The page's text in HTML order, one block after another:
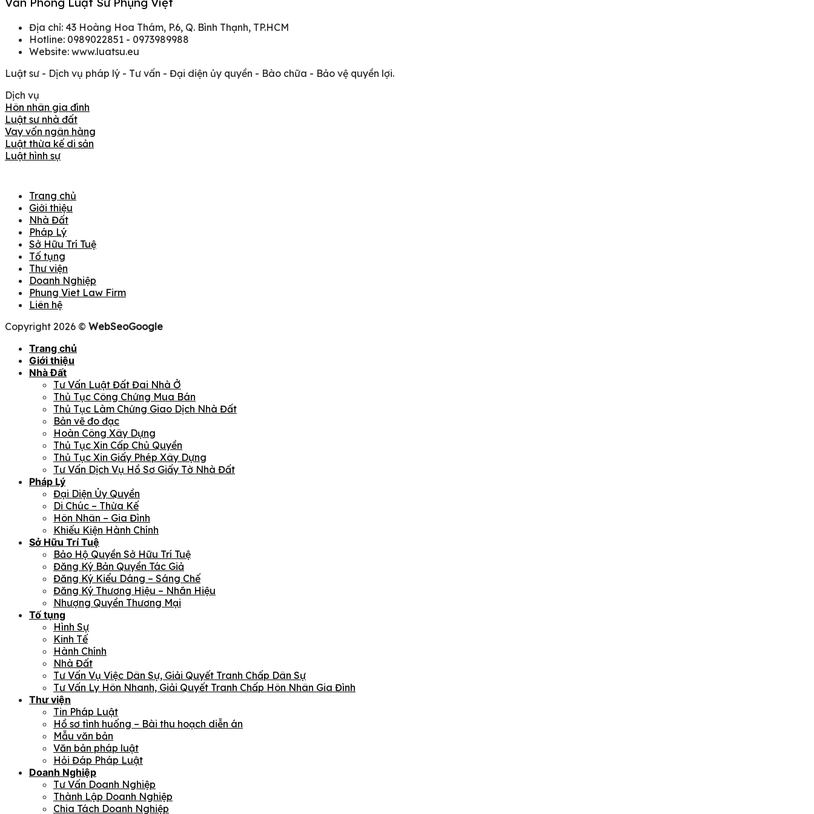
Địa chỉ: 43 Hoàng Hoa Thám, P.6, Q. Bình Thạnh, TP.HCM
Hotline: 0989022851 - 0973989988
Website: www.luatsu.eu
Luật sư - Dịch vụ pháp lý - Tư vấn - Đại diện ủy quyền - Bào chữa - Bảo vệ quyền lợi.
Dịch vụ
Hôn nhân gia đình
Luật sư nhà đất
Vay vốn ngân hàng
Luật thừa kế di sản
Luật hình sự
Trang chủ
Giới thiệu
Nhà Đất
Pháp Lý
Sở Hữu Trí Tuệ
Tố tụng
Thư viện
Doanh Nghiệp
Phung Viet Law Firm
Liên hệ
Copyright 2026 © WebSeoGoogle
Trang chủ
Giới thiệu
Nhà Đất
Tư Vấn Luật Đất Đai Nhà Ở
Thủ Tục Công Chứng Mua Bán
Thủ Tục Làm Chứng Giao Dịch Nhà Đất
Bản vẽ đo đạc
Hoàn Công Xây Dựng
Thủ Tục Xin Cấp Chủ Quyền
Thủ Tục Xin Giấy Phép Xây Dựng
Tư Vấn Dịch Vụ Hồ Sơ Giấy Tờ Nhà Đất
Pháp Lý
Đại Diện Ủy Quyền
Di Chúc – Thừa Kế
Hôn Nhân – Gia Đình
Khiếu Kiện Hành Chính
Sở Hữu Trí Tuệ
Bảo Hộ Quyền Sở Hữu Trí Tuệ
Đăng Ký Bản Quyền Tác Giả
Đăng Ký Kiểu Dáng – Sáng Chế
Đăng Ký Thương Hiệu – Nhãn Hiệu
Nhượng Quyền Thương Mại
Tố tụng
Hình Sự
Kinh Tế
Hành Chính
Nhà Đất
Tư Vấn Vụ Việc Dân Sự, Giải Quyết Tranh Chấp Dân Sự
Tư Vấn Ly Hôn Nhanh, Giải Quyết Tranh Chấp Hôn Nhân Gia Đình
Thư viện
Tin Pháp Luật
Hồ sơ tình huống – Bài thu hoạch diễn án
Mẫu văn bản
Văn bản pháp luật
Hỏi Đáp Pháp Luật
Doanh Nghiệp
Tư Vấn Doanh Nghiệp
Thành Lập Doanh Nghiệp
Chia Tách Doanh Nghiệp